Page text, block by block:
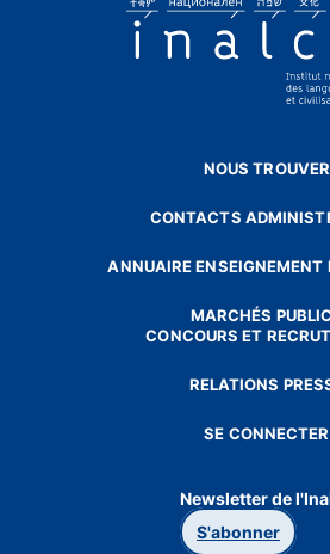
NOUS TROUVER
CONTACTS
ANNUAIRE ENSEIGNEMENT
MARCHÉS
CONCOURS ET
RELATIONS
SE CONNECTER
Newsletter de
S'abonner